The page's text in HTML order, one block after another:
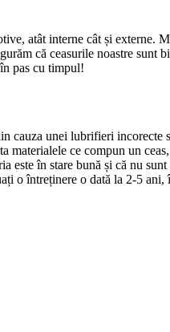
atât interne cât și
că ceasurile noastre
pas cu timpul!
cauza unei lubrifieri incorecte
materialele ce compun un
este în stare bună și că nu
o întreținere o dată la 2-5